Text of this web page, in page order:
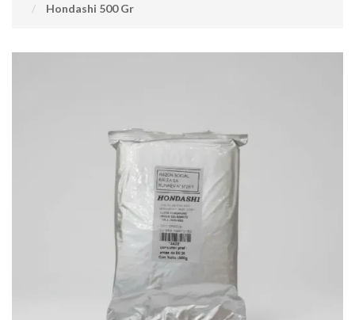
Hondashi 500 Gr